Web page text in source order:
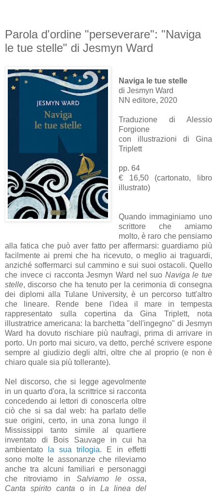
Parola d'ordine "perseverare": "Naviga
le tue stelle" di Jesmyn Ward
Naviga le tue stelle
di Jesmyn Ward
NN editore, 2020
Traduzione di Alessio
Forgione
con illustrazioni di Gina
Triplett
pp. 64
€ 16,50 (cartonato, libro
illustrato)
Quando immaginiamo uno
scrittore che amiamo
molto, è raro che pensiamo
alla fatica che può aver fatto per affermarsi: guardiamo più
facilmente ai premi che ha ricevuto, o meglio ai traguardi,
anziché soffermarci sul cammino e sui suoi ostacoli. Quello
che invece ci racconta Jesmyn Ward nel suo Naviga le tue
stelle, discorso che ha tenuto per la cerimonia di consegna
dei diplomi alla Tulane University, è un percorso tutt'altro
che lineare. Rende bene l'idea il mare in tempesta
rappresentato sulla copertina da Gina Triplett, nota
illustratrice americana: la barchetta "dell'ingegno" di Jesmyn
Ward ha dovuto rischiare più naufragi, prima di arrivare in
porto. Un porto mai sicuro, va detto, perché scrivere espone
sempre al giudizio degli altri, oltre che al proprio (e non è
chiaro quale sia più tollerante).
Nel discorso, che si legge agevolmente
in un quarto d'ora, la scrittrice si racconta
concedendo ai lettori di conoscerla oltre
ciò che si sa dal web: ha parlato delle
sue origini, certo, in una zona lungo il
Mississippi tanto simile al quartiere
inventato di Bois Sauvage in cui ha
ambientato
la sua trilogia. E in effetti
sono molte le assonanze che rileviamo
anche tra alcuni familiari e personaggi
che ritroviamo inSalviamo le ossa,
Canta spirito canta o inLa linea del